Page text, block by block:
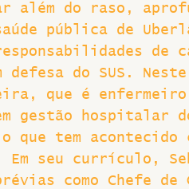
além do raso,
pública de
de
do SUS.
que é
gestão hospitalar
que tem
Em seu currículo,
como Chefe